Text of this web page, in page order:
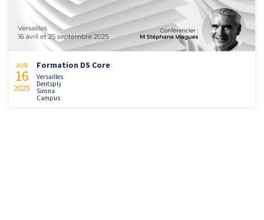
AVR
16
2025
Formation DS Core
Versailles
Dentsply
Sirona
Campus